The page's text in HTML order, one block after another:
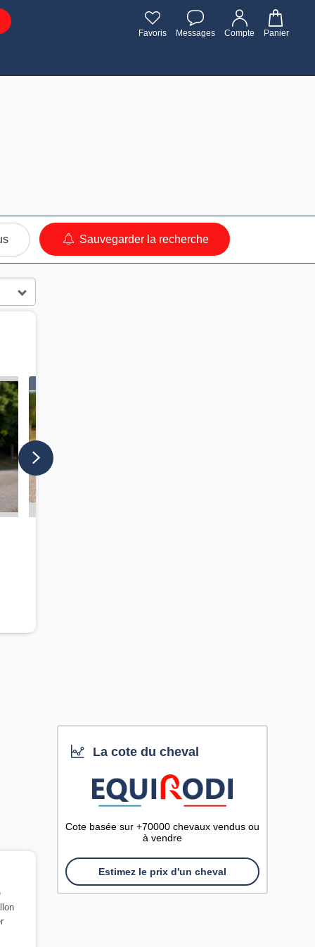
Favoris Messages Compte Panier
Sauvegarder la recherche
La cote du cheval
Cote basée sur +70000 chevaux vendus ou
à vendre
Estimez le prix d'un cheval